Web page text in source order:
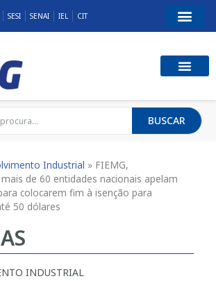
SESI SENAI IEL CIT
BUSCAR
Industrial » FIEMG,
mais de 60 entidades nacionais apelam
colocarem fim à isenção para
50 dólares
INDUSTRIAL